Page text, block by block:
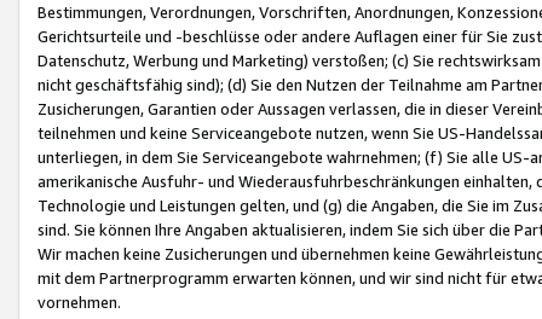
Bestimmungen, Verordnungen, Vorschriften, Anordnungen,
Gerichtsurteile und -beschlüsse oder andere Auflagen einer für Sie
Datenschutz, Werbung und Marketing) verstoßen; (c) Sie
nicht geschäftsfähig sind); (d) Sie den Nutzen der Teilnahme am
Zusicherungen, Garantien oder Aussagen verlassen, die in dieser
teilnehmen und keine Serviceangebote nutzen, wenn Sie US-
unterliegen, in dem Sie Serviceangebote wahrnehmen; (f) Sie alle
amerikanische Ausfuhr- und Wiederausfuhrbeschränkungen
Technologie und Leistungen gelten, und (g) die Angaben, die Sie im
sind. Sie können Ihre Angaben aktualisieren, indem Sie sich über die
Wir machen keine Zusicherungen und übernehmen keine
mit dem Partnerprogramm erwarten können, und wir sind nicht für
vornehmen.